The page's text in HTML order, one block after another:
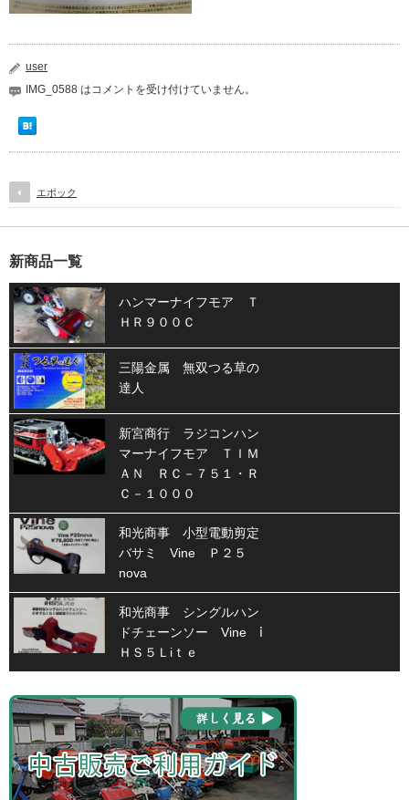
user
IMG_0588 はコメントを受け付けていません。
エポック
新商品一覧
ハンマーナイフモア Ｔ
ＨＲ９００Ｃ
三陽金属 無双つる草の
達人
新宮商行 ラジコンハン
マーナイフモア ＴＩＭ
ＡＮ ＲＣ－７５１・Ｒ
Ｃ－１０００
和光商事 小型電動剪定
バサミ Vine Ｐ２５
nova
和光商事 シングルハン
ドチェーンソー Vine ⅰ
ＨＳ５Ｌiｔｅ